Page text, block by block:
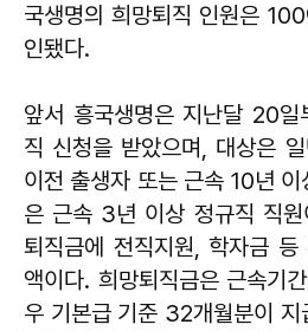
국생명의 희망퇴직 인원은
인됐다.
앞서 흥국생명은 지난달 20일
직 신청을 받았으며, 대상은
이전 출생자 또는 근속 10년
은 근속 3년 이상 정규직 직
퇴직금에 전직지원, 학자금
액이다. 희망퇴직금은 근속기
우 기본급 기준 32개월분이